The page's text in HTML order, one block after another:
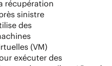
récupération
sinistre
des
(VM)
exécuter des